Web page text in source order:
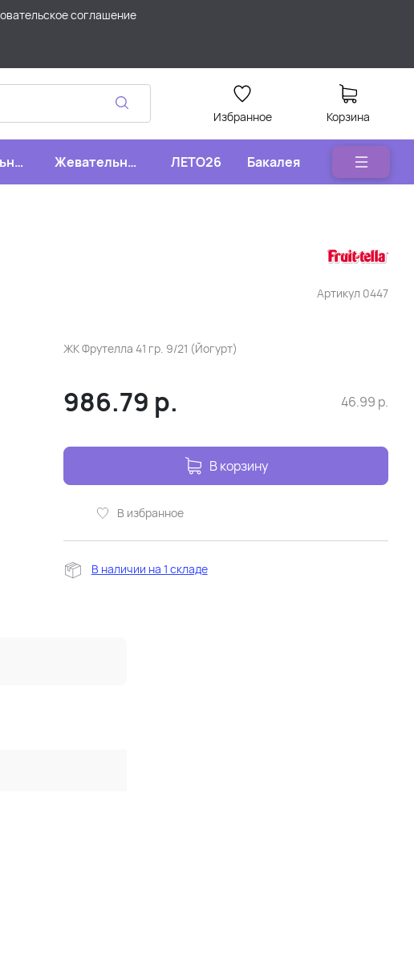
соглашение
Избранное Корзина
Жевательные
конфеты
ЛЕТО26 Бакалея
Артикул 0447
ЖК Фрутелла 41 гр. 9/21 (Йогурт)
986.79 р. 46.99 р.
В корзину
В избранное
В наличии на 1 складе